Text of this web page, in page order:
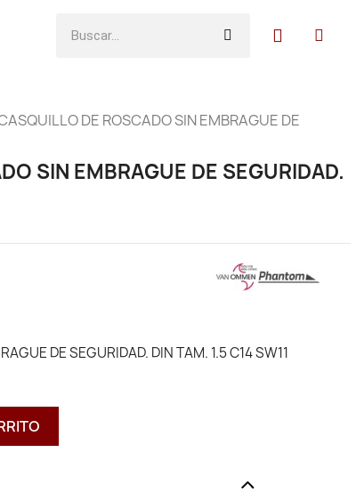
DE ROSCADO SIN EMBRAGUE DE
SIN EMBRAGUE DE SEGURIDAD.
DE SEGURIDAD. DIN TAM. 1.5 C14 SW11